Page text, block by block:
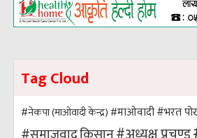
Tag Cloud
#नेकपा (माओवादी केन्द्र) #माओवादी#भरत